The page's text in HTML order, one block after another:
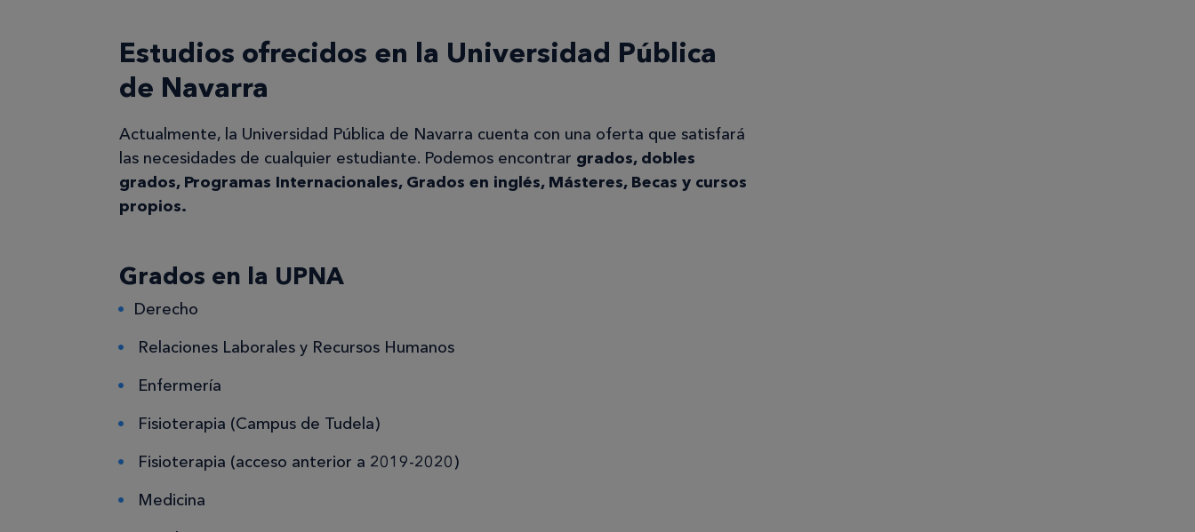
Estudios ofrecidos en la Universidad Pública
de Navarra
Actualmente, la Universidad Pública de Navarra cuenta con una oferta que satisfará
las necesidades de cualquier estudiante. Podemos encontrar grados, dobles
grados, Programas Internacionales, Grados en inglés, Másteres, Becas y cursos
propios.
Grados en la UPNA
Derecho
Relaciones Laborales y Recursos Humanos
Enfermería
Fisioterapia (Campus de Tudela)
Fisioterapia (acceso anterior a 2019-2020)
Medicina